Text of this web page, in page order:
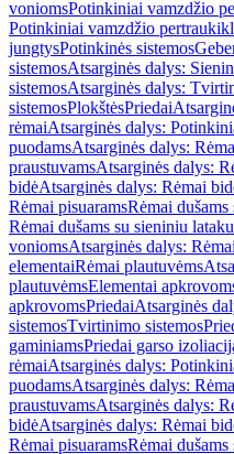
voniomsPotinkiniai vamzdžio
Potinkiniai vamzdžio
jungtysPotinkinės sistemos
sistemosAtsarginės dalys:
sistemosAtsarginės dalys:
sistemosPlokštėsPriedai
rėmaiAtsarginės dalys:
puodamsAtsarginės dalys:
praustuvamsAtsarginės dalys:
bidėAtsarginės dalys: Rėmai
Rėmai pisuaramsRėmai
Rėmai dušams su sieniniu lataku
voniomsAtsarginės dalys:
elementaiRėmai plautuvėms
plautuvėmsElementai
apkrovomsPriedaiAtsarginės
sistemosTvirtinimo sistemos
gaminiamsPriedai garso
rėmaiAtsarginės dalys:
puodamsAtsarginės dalys:
praustuvamsAtsarginės dalys:
bidėAtsarginės dalys: Rėmai
Rėmai pisuaramsRėmai